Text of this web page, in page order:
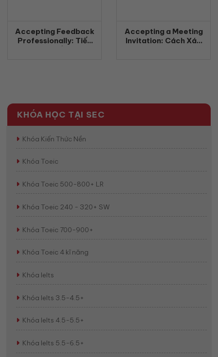
Accepting Feedback
Professionally: Tiếp
Accepting a Meeting
Invitation: Cách Xác
KHÓA HỌC TẠI SEC
Khóa Kiến Thức Nền
Khóa Toeic
Khóa Toeic 500-800+ LR
Khóa Toeic 240 - 320+ SW
Khóa Toeic 700-900+
Khóa Toeic 4 kĩ năng
Khóa Ielts
Khóa Ielts 3.5-4.5+
Khóa Ielts 4.5-5.5+
Khóa Ielts 5.5-6.5+